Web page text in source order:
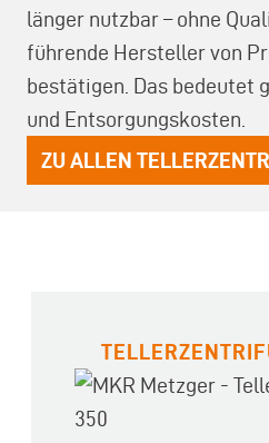
länger nutzbar – ohne
führende Hersteller von
bestätigen. Das bedeutet
und Entsorgungskosten.
ZU ALLEN